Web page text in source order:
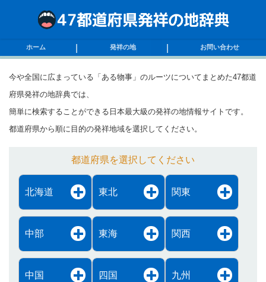
ホーム 発祥の地 お問い合わせ
今や全国に広まっている「ある物事」のルーツについてまとめた47都道
府県発祥の地辞典では、
簡単に検索することができる日本最大級の発祥の地情報サイトです。
都道府県から順に目的の発祥地域を選択してください。
都道府県を選択してください
北海道 東北 関東
中部 東海 関西
中国 四国 九州